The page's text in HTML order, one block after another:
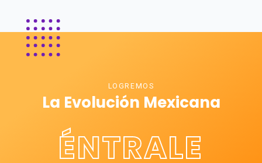
LOGREMOS
La Evolución Mexicana
ÉNTRALE